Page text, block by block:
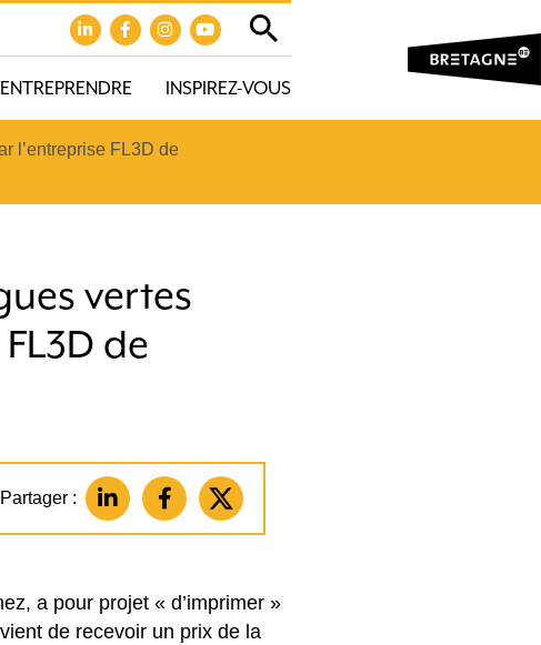
ENTREPRENDRE INSPIREZ-VOUS
l’entreprise FL3D de
vertes
de
Partager :
a pour projet « d’imprimer »
de recevoir un prix de la